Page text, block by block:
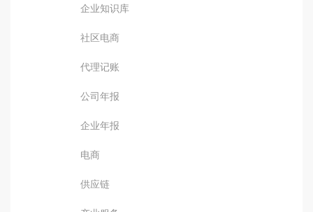
企业知识库
社区电商
代理记账
公司年报
企业年报
电商
供应链